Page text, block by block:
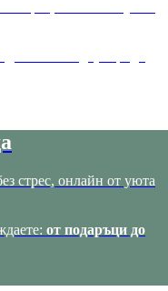
стрес, онлайн от уюта
от подаръци до